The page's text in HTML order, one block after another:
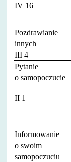
IV 16
Pozdrawianie
innych
III 4
Pytanie
o samopoczucie
II 1
Informowanie
o swoim
samopoczuciu